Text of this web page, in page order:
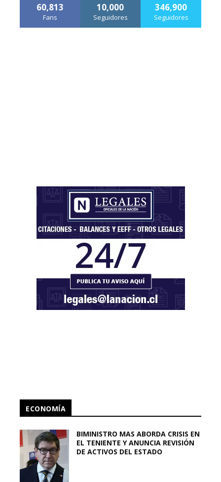
60,813
Fans
10,000
Seguidores
346,900
Seguidores
ECONOMÍA
BIMINISTRO MAS ABORDA CRISIS EN
EL TENIENTE Y ANUNCIA REVISIÓN
DE ACTIVOS DEL ESTADO